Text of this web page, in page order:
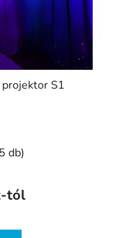
projektor S1
db)
tól